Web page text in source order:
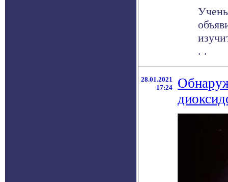
. .
28.01.2021
17:24